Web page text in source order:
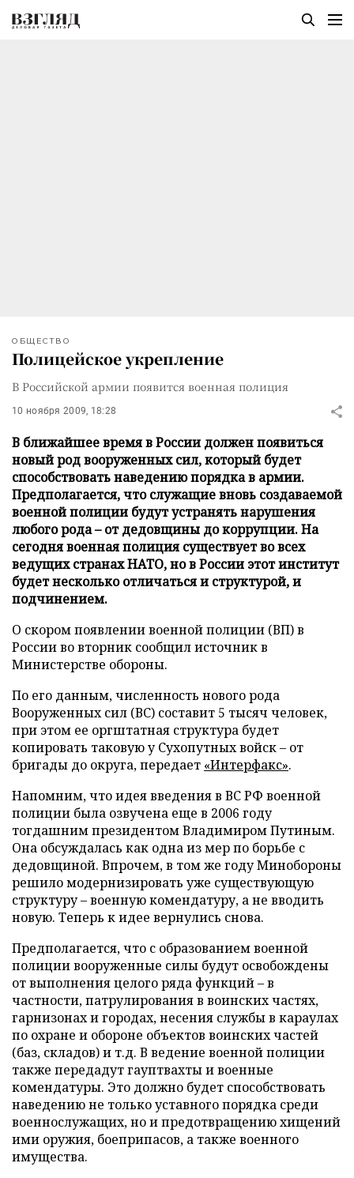
ОБЩЕСТВО
Полицейское укрепление
В Российской армии появится военная полиция
10 ноября 2009, 18:28
В ближайшее время в России должен появиться
новый род вооруженных сил, который будет
способствовать наведению порядка в армии.
Предполагается, что служащие вновь создаваемой
военной полиции будут устранять нарушения
любого рода – от дедовщины до коррупции. На
сегодня военная полиция существует во всех
ведущих странах НАТО, но в России этот институт
будет несколько отличаться и структурой, и
подчинением.
О скором появлении военной полиции (ВП) в
России во вторник сообщил источник в
Министерстве обороны.
По его данным, численность нового рода
Вооруженных сил (ВС) составит 5 тысяч человек,
при этом ее оргштатная структура будет
копировать таковую у Сухопутных войск – от
бригады до округа, передает «Интерфакс».
Напомним, что идея введения в ВС РФ военной
полиции была озвучена еще в 2006 году
тогдашним президентом Владимиром Путиным.
Она обсуждалась как одна из мер по борьбе с
дедовщиной. Впрочем, в том же году Минобороны
решило модернизировать уже существующую
структуру – военную комендатуру, а не вводить
новую. Теперь к идее вернулись снова.
Предполагается, что с образованием военной
полиции вооруженные силы будут освобождены
от выполнения целого ряда функций – в
частности, патрулирования в воинских частях,
гарнизонах и городах, несения службы в караулах
по охране и обороне объектов воинских частей
(баз, складов) и т.д. В ведение военной полиции
также передадут гауптвахты и военные
комендатуры. Это должно будет способствовать
наведению не только уставного порядка среди
военнослужащих, но и предотвращению хищений
ими оружия, боеприпасов, а также военного
имущества.